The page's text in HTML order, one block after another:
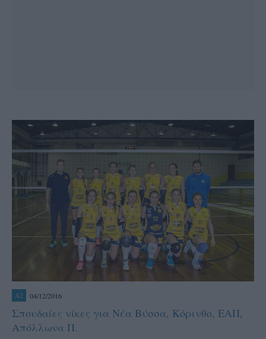
A2 04/12/2016
Σπουδαίες νίκες για Νέα Βύσσα, Κόρινθο, ΕΑΠ,
Απόλλωνα Π.